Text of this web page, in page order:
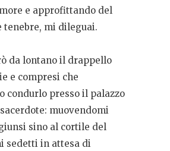
e approfittando del
tenebre, mi dileguai.
da lontano il drappello
e compresi che
condurlo presso il palazzo
muovendomi
sino al cortile del
sedetti in attesa di